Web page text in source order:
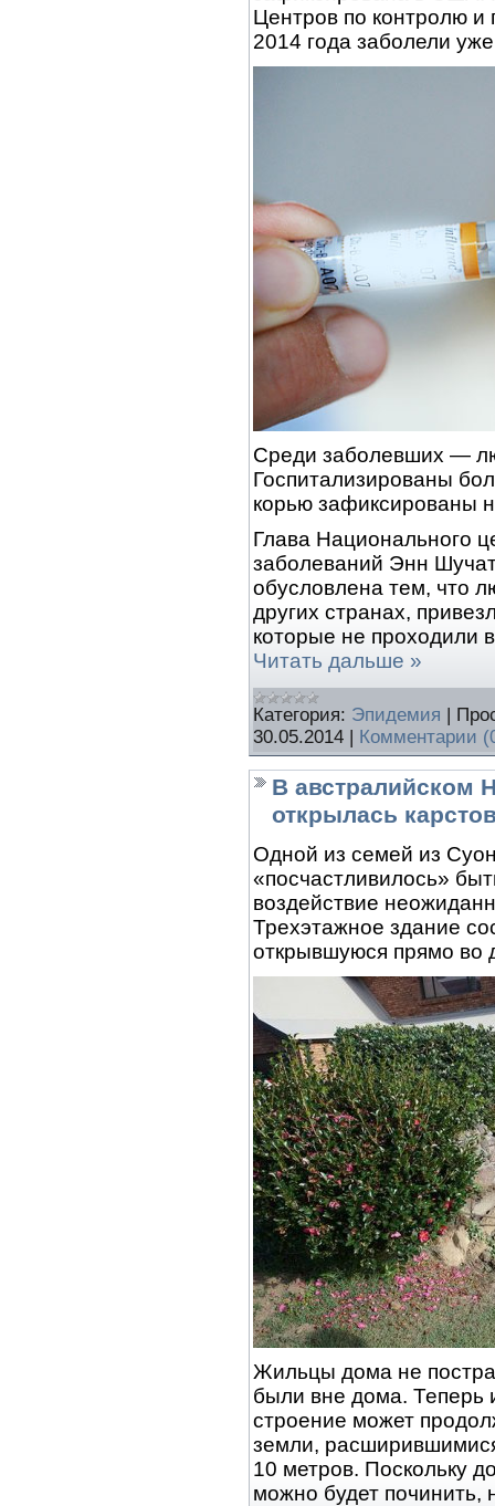
Центров по контролю и
2014 года заболели
Среди заболевших —
Госпитализированы
корью зафиксированы
Глава Национального
заболеваний Энн
обусловлена тем, что
других странах,
которые не проходили
Читать дальше »
Категория: Эпидемия |
30.05.2014 | Комментарии
В австралийском
открылась
Одной из семей из
«посчастливилось»
воздействие
Трехэтажное здание
открывшуюся прямо во
Жильцы дома не
были вне дома. Теперь
строение может
земли,
10 метров. Поскольку
можно будет починить,